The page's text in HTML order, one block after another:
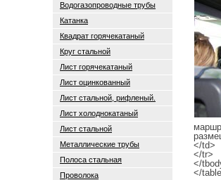
</td>
</tr>
</
</
Водогазопроводные трубы
Катанка
Квадрат горячекатаный
Круг стальной
Лист горячекатаный
Лист оцинкованный
Лист стальной, рифленый.
Лист холоднокатаный
Лист стальной
Металлические трубы
Полоса стальная
Проволока